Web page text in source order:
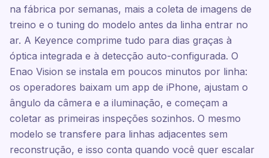
na fábrica por semanas, mais a coleta de imagens de
treino e o tuning do modelo antes da linha entrar no
ar. A Keyence comprime tudo para dias graças à
óptica integrada e à detecção auto-configurada. O
Enao Vision se instala em poucos minutos por linha:
os operadores baixam um app de iPhone, ajustam o
ângulo da câmera e a iluminação, e começam a
coletar as primeiras inspeções sozinhos. O mesmo
modelo se transfere para linhas adjacentes sem
reconstrução, e isso conta quando você quer escalar